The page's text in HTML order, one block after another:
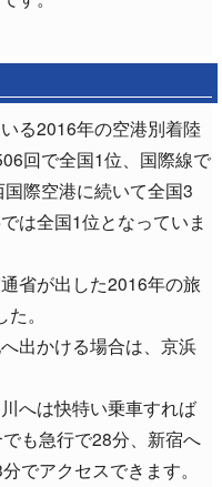
る2016年の空港別着陸
回で全国1位、国際線で
際空港に続いて全国3
は全国1位となっていま
省が出した2016年の旅
。
出かける場合は、京浜
へは快特い乗車すれば
も急行で28分、新宿へ
でアクセスできます。